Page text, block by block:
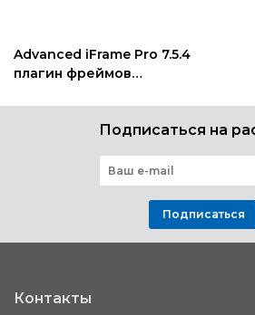
Advanced iFrame Pro 7.5.4
плагин фреймов
Подписаться на
Подписаться
Контакты